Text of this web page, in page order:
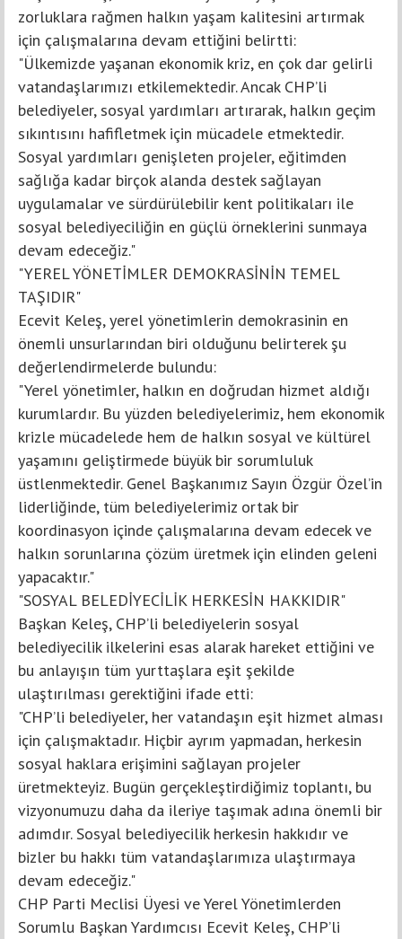
zorluklara rağmen halkın yaşam kalitesini artırmak
için çalışmalarına devam ettiğini belirtti:
"Ülkemizde yaşanan ekonomik kriz, en çok dar gelirli
vatandaşlarımızı etkilemektedir. Ancak CHP’li
belediyeler, sosyal yardımları artırarak, halkın geçim
sıkıntısını hafifletmek için mücadele etmektedir.
Sosyal yardımları genişleten projeler, eğitimden
sağlığa kadar birçok alanda destek sağlayan
uygulamalar ve sürdürülebilir kent politikaları ile
sosyal belediyeciliğin en güçlü örneklerini sunmaya
devam edeceğiz."
"YEREL YÖNETİMLER DEMOKRASİNİN TEMEL
TAŞIDIR"
Ecevit Keleş, yerel yönetimlerin demokrasinin en
önemli unsurlarından biri olduğunu belirterek şu
değerlendirmelerde bulundu:
"Yerel yönetimler, halkın en doğrudan hizmet aldığı
kurumlardır. Bu yüzden belediyelerimiz, hem ekonomik
krizle mücadelede hem de halkın sosyal ve kültürel
yaşamını geliştirmede büyük bir sorumluluk
üstlenmektedir. Genel Başkanımız Sayın Özgür Özel’in
liderliğinde, tüm belediyelerimiz ortak bir
koordinasyon içinde çalışmalarına devam edecek ve
halkın sorunlarına çözüm üretmek için elinden geleni
yapacaktır."
"SOSYAL BELEDİYECİLİK HERKESİN HAKKIDIR"
Başkan Keleş, CHP’li belediyelerin sosyal
belediyecilik ilkelerini esas alarak hareket ettiğini ve
bu anlayışın tüm yurttaşlara eşit şekilde
ulaştırılması gerektiğini ifade etti:
"CHP’li belediyeler, her vatandaşın eşit hizmet alması
için çalışmaktadır. Hiçbir ayrım yapmadan, herkesin
sosyal haklara erişimini sağlayan projeler
üretmekteyiz. Bugün gerçekleştirdiğimiz toplantı, bu
vizyonumuzu daha da ileriye taşımak adına önemli bir
adımdır. Sosyal belediyecilik herkesin hakkıdır ve
bizler bu hakkı tüm vatandaşlarımıza ulaştırmaya
devam edeceğiz."
CHP Parti Meclisi Üyesi ve Yerel Yönetimlerden
Sorumlu Başkan Yardımcısı Ecevit Keleş, CHP’li